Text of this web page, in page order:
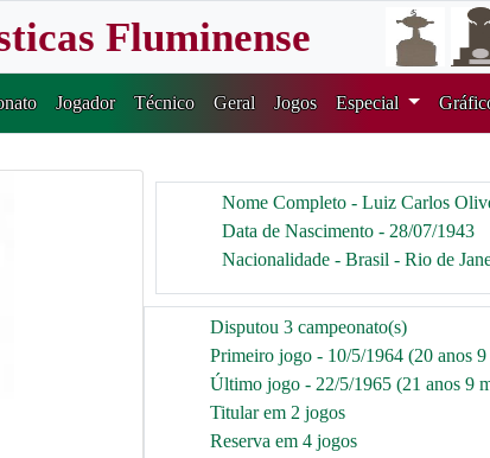
Fluminense
Jogador Técnico Geral Jogos Especial
Nome Completo - Luiz Carlos
Data de Nascimento - 28/07/1943
Nacionalidade - Brasil - Rio de
Disputou 3 campeonato(s)
Primeiro jogo - 10/5/1964 (20 anos 9
Último jogo - 22/5/1965 (21 anos 9
Titular em 2 jogos
Reserva em 4 jogos